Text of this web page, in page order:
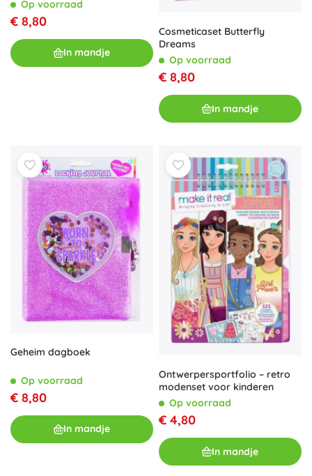
Op voorraad
€ 8,80
In mandje
Cosmeticaset Butterfly
Dreams
Op voorraad
€ 8,80
In mandje
Geheim dagboek
Op voorraad
€ 8,80
In mandje
Ontwerpersportfolio – retro
modenset voor kinderen
Op voorraad
€ 4,80
In mandje